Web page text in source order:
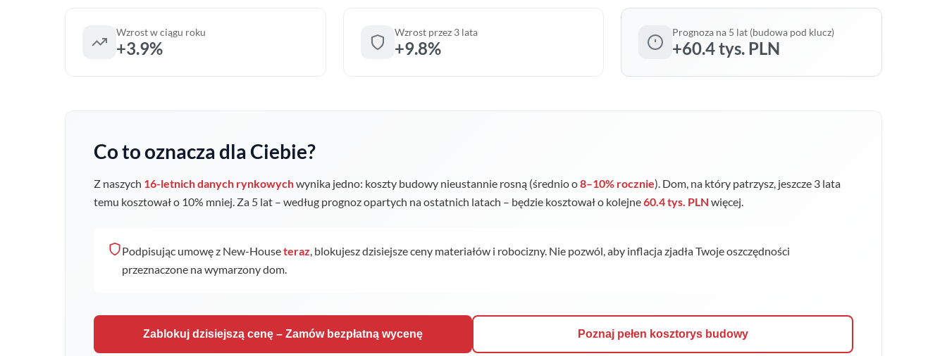
Wzrost w ciągu roku
+3.9%
Wzrost przez 3 lata
+9.8%
Prognoza na 5 lat (budowa pod klucz)
+60.4 tys. PLN
Co to oznacza dla Ciebie?
Z naszych 16-letnich danych rynkowychwynika jedno: koszty budowy nieustannie rosną (średnio o8–10% rocznie). Dom, na który patrzysz, jeszcze 3 lata
temu kosztował o 10% mniej. Za 5 lat – według prognoz opartych na ostatnich latach – będzie kosztował o kolejne60.4 tys. PLN więcej.
Podpisując umowę z New-Houseteraz, blokujesz dzisiejsze ceny materiałów i robocizny. Nie pozwól, aby inflacja zjadła Twoje oszczędności
przeznaczone na wymarzony dom.
Zablokuj dzisiejszą cenę – Zamów bezpłatną wycenę Poznaj pełen kosztorys budowy